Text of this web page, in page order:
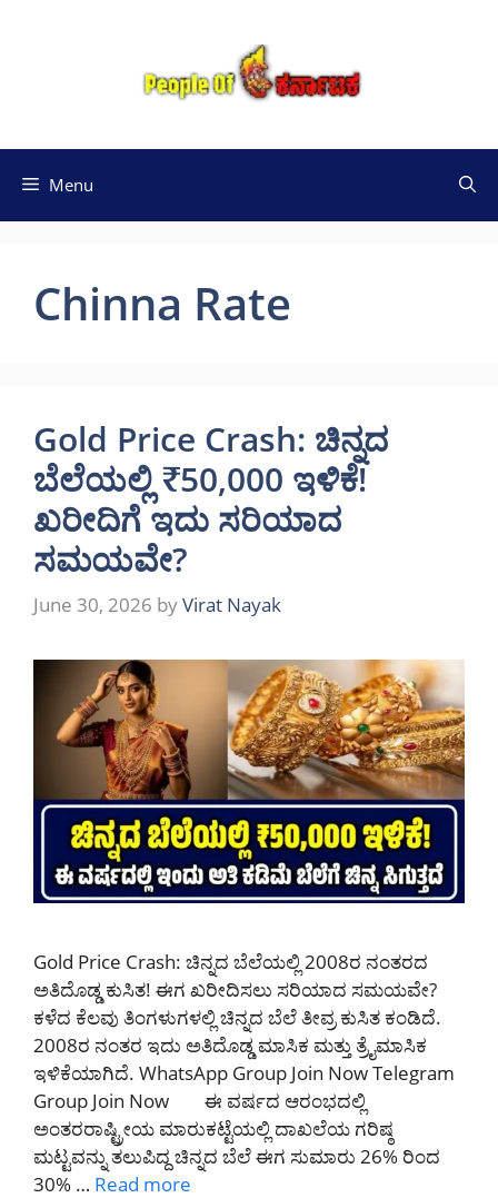
Menu
Chinna Rate
Gold Price Crash: ಚಿನ್ನದ
ಬೆಲೆಯಲ್ಲಿ ₹50,000 ಇಳಿಕೆ!
ಖರೀದಿಗೆ ಇದು ಸರಿಯಾದ
ಸಮಯವೇ?
June 30, 2026 byVirat Nayak
Gold Price Crash: ಚಿನ್ನದ ಬೆಲೆಯಲ್ಲಿ 2008ರ ನಂತರದ
ಅತಿದೊಡ್ಡ ಕುಸಿತ! ಈಗ ಖರೀದಿಸಲು ಸರಿಯಾದ ಸಮಯವೇ?
ಕಳೆದ ಕೆಲವು ತಿಂಗಳುಗಳಲ್ಲಿ ಚಿನ್ನದ ಬೆಲೆ ತೀವ್ರ ಕುಸಿತ ಕಂಡಿದೆ.
2008ರ ನಂತರ ಇದು ಅತಿದೊಡ್ಡ ಮಾಸಿಕ ಮತ್ತು ತ್ರೈಮಾಸಿಕ
ಇಳಿಕೆಯಾಗಿದೆ. WhatsApp Group Join Now Telegram
Group Join Now ಈ ವರ್ಷದ ಆರಂಭದಲ್ಲಿ
ಅಂತರರಾಷ್ಟ್ರೀಯ ಮಾರುಕಟ್ಟೆಯಲ್ಲಿ ದಾಖಲೆಯ ಗರಿಷ್ಠ
ಮಟ್ಟವನ್ನು ತಲುಪಿದ್ದ ಚಿನ್ನದ ಬೆಲೆ ಈಗ ಸುಮಾರು 26% ರಿಂದ
30% … Read more